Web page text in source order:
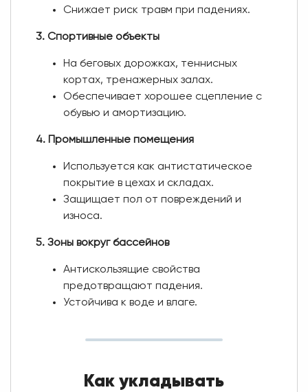
Снижает риск травм при падениях.
3. Спортивные объекты
На беговых дорожках, теннисных
кортах, тренажерных залах.
Обеспечивает хорошее сцепление с
обувью и амортизацию.
4. Промышленные помещения
Используется как антистатическое
покрытие в цехах и складах.
Защищает пол от повреждений и
износа.
5. Зоны вокруг бассейнов
Антискользящие свойства
предотвращают падения.
Устойчива к воде и влаге.
Как укладывать